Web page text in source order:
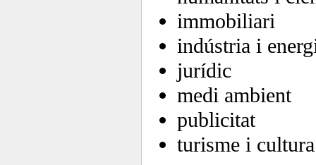
immobiliari
indústria i
jurídic
medi ambient
publicitat
turisme i cultura